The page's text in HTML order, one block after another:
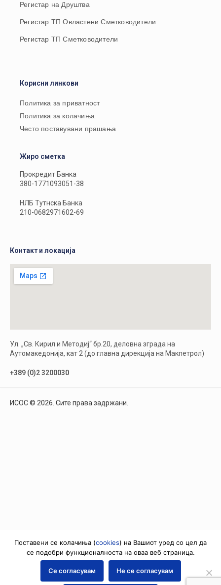
Регистар на Друштва
Регистар ТП Овластени Сметководители
Регистар ТП Сметководители
Корисни линкови
Политика за приватност
Политика за колачиња
Често поставувани прашања
Жиро сметка
Прокредит Банка
380-1771093051-38
НЛБ Тутнска Банка
210-0682971602-69
Контакт и локација
Ул. „Св. Кирил и Методиј“ бр.20, деловна зграда на
Аутомакедонија, кат 2 (до главна дирекција на Макпетрол)
+389 (0)2 3200030
ИСОС © 2026. Сите права задржани.
Поставени се колачиња (cookies) на Вашиот уред со цел да
се подобри функционалноста на оваа веб страница.
Се согласувам Не се согласувам